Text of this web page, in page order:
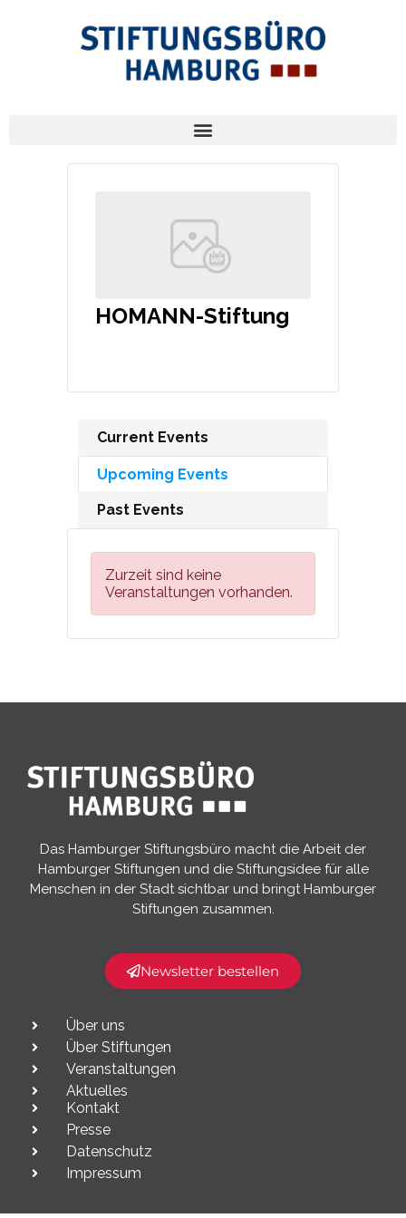
HOMANN-Stiftung
Current Events
Upcoming Events
Past Events
Zurzeit sind keine
Veranstaltungen vorhanden.
Das Hamburger Stiftungsbüro macht die Arbeit der
Hamburger Stiftungen und die Stiftungsidee für alle
Menschen in der Stadt sichtbar und bringt Hamburger
Stiftungen zusammen.​
Newsletter bestellen
Über uns
Über Stiftungen
Veranstaltungen
Aktuelles
Kontakt
Presse
Datenschutz
Impressum